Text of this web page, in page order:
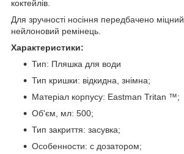
коктейлів.
Для зручності носіння передбачено
нейлоновий ремінець.
Характеристики:
Тип: Пляшка для води
Тип кришки: відкидна, знімна;
Матеріал корпусу: Eastman Tritan ™;
Об'єм, мл: 500;
Тип закриття: засувка;
Особенности: с дозатором;